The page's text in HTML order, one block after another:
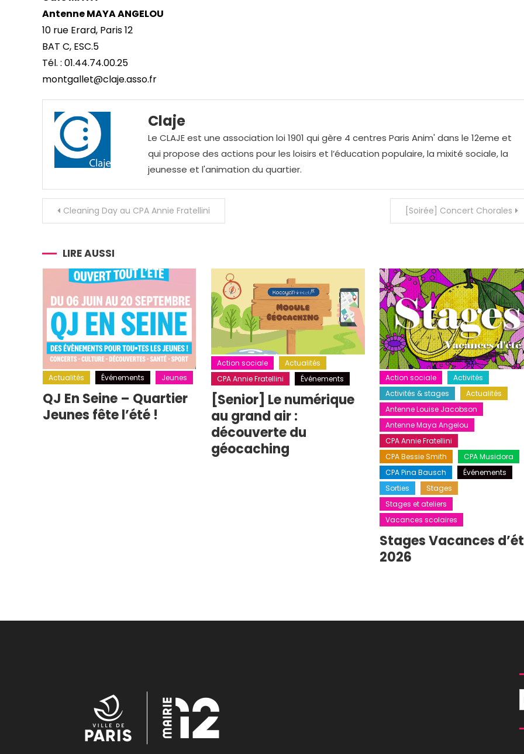
Antenne MAYA ANGELOU
10 rue Erard, Paris 12
BAT C, ESC.5
Tél. : 01.44.74.00.25
montgallet@claje.asso.fr
Claje
Le CLAJE est une association loi 1901 qui gère 4 centres Paris Anim' dans le 12eme et
qui propose des actions pour les loisirs et l’éducation populaire, la mixité sociale, la
jeunesse et l'animation du quartier.
Navigation
de
l’article
Cleaning Day au CPA Annie Fratellini [Soirée] Concert Chorales
LIRE AUSSI
Actualités Événements Jeunes
QJ En Seine – Quartier
Jeunes fête l’été !
Action sociale
Actualités
CPA Annie Fratellini
Événements
[Senior] Le numérique
au grand air :
découverte du
géocaching
Action sociale
Activités
Activités & stages
Actualités
Antenne Louise Jacobson
Antenne Maya Angelou
CPA Annie Fratellini
CPA Bessie Smith
CPA Musidora
CPA Pina Bausch
Événements
Sorties
Stages
Stages et ateliers
Vacances scolaires
Stages Vacances
2026